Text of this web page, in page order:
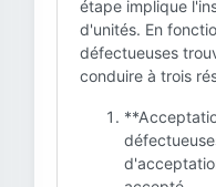
étape implique
d'unités. En
défectueuses
conduire à trois